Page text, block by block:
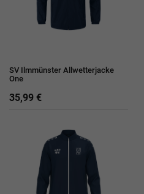
SV Ilmmünster Allwetterjacke
One
35,99 €